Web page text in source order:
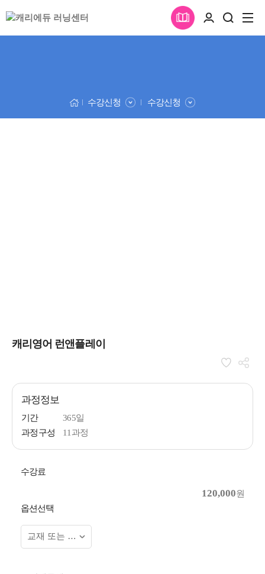
수강신청 수강신청
캐리영어 런앤플레이
과정정보
기간
365일
과정구성
11과정
수강료
120,000원
옵션선택